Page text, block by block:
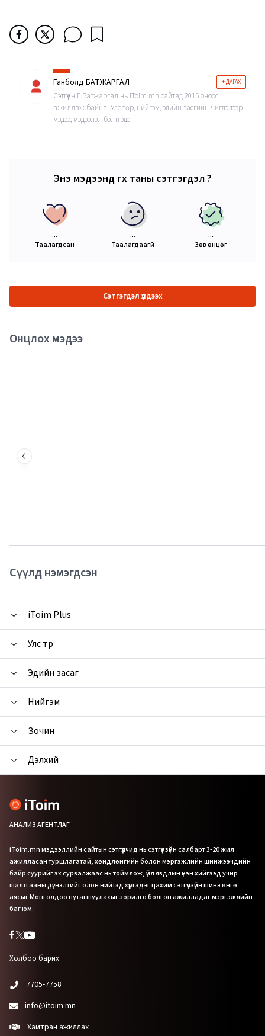
Ганболд БАТЖАРГАЛ + ДАГАХ
Сэтгүүлч Г.Батжаргал нь iToim.mn сайтад 2015 оноос
ажиллаж байна. Улс төр, нийгэм, эдийн засгийн чиглэлээр
мэдээ, мэдээлэл бэлтгэдэг.
Энэ мэдээнд өгөх таны сэтгэгдэл ?
...
Таалагдсан
...
Таалагдаагүй
...
Зөв өнцөг
Сэтгэгдэл үлдээх
Онцлох мэдээ
Сүүлд нэмэгдсэн
iToim Plus
Улс төр
Эдийн засаг
Нийгэм
Зочин
Дэлхий
АНАЛИЗ АГЕНТЛАГ
iToim.mn мэдээллийн сайтын сэтгүүлчид нь сэтгүүлзүйн салбарт 3-20 жил
ажилласан туршлагатай, хөндлөнгийн болон мэргэжлийн шинжээчдийн
байр суурийг эх сурвалжаас нь тоймлож, үйл явдлын үнэн хийгээд учир
шалтгааны дүгнэлтийг олон нийтэд хүргэдэг цахим сэтгүүлзүйн шинэ өнгө
аясыг Монголдоо нутагшуулахыг зорилго болгон ажилладаг мэргэжлийн
баг юм.
Холбоо барих:
7705-7758
info@itoim.mn
Хамтран ажиллах